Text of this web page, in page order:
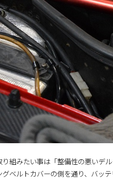
組みたい事は「整備性の悪いデ
ベルトカバーの側を通り、バッ